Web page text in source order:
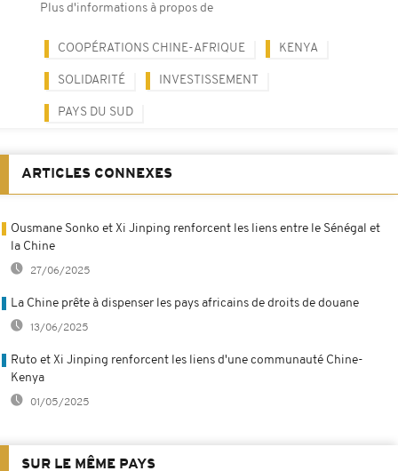
Plus d'informations à propos de
COOPÉRATIONS CHINE-AFRIQUE KENYA
SOLIDARITÉ INVESTISSEMENT
PAYS DU SUD
ARTICLES CONNEXES
Ousmane Sonko et Xi Jinping renforcent les liens entre le Sénégal et
la Chine
27/06/2025
La Chine prête à dispenser les pays africains de droits de douane
13/06/2025
Ruto et Xi Jinping renforcent les liens d'une communauté Chine-
Kenya
01/05/2025
SUR LE MÊME PAYS